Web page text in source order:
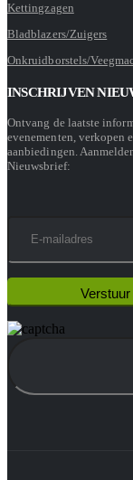
Kettingzagen
Bladblazers/Zuigers
Onkruidborstels/
INSCHRIJVEN
Ontvang de laatste
evenementen, verkopen
aanbiedingen.
Nieuwsbrief: